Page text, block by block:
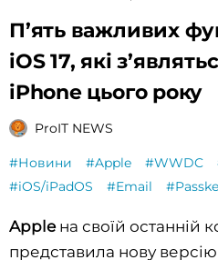
П’ять важливих
iOS 17, які
iPhone цього року
ProIT NEWS
#Новини #Apple #WWDC
#iOS/iPadOS
#Email
Appleна своїй останній
представила нову